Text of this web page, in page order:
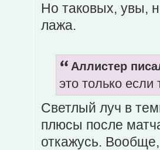
Но таковых, увы,
лажа.
Аллистер
это только
Светлый луч в
плюсы после
откажусь.